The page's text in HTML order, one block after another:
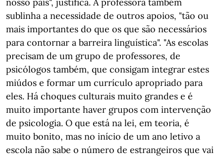
sublinha a necessidade de outros apoios, "tão ou
mais importantes do que os que são necessários
para contornar a barreira linguística". "As escolas
precisam de um grupo de professores, de
psicólogos também, que consigam integrar estes
miúdos e formar um currículo apropriado para
eles. Há choques culturais muito grandes e é
muito importante haver grupos com intervenção
de psicologia. O que está na lei, em teoria, é
muito bonito, mas no início de um ano letivo a
escola não sabe o número de estrangeiros que vai